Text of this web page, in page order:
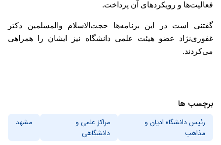
فعالیت‌ها و رویکردهای آن پرداخت.
گفتنی است در این برنامه‌ها حجت‌الاسلام والمسلمین دکتر
غفوری‌نژاد عضو هیئت علمی دانشگاه نیز ایشان را همراهی
می‌کردند.
برچسب ها
رئیس دانشگاه ادیان و
مذاهب
مراکز علمی و
دانشگاهی
مشهد